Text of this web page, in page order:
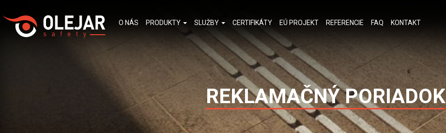
REKLAMAČNÝ PORIADOK
O NÁS PRODUKTY SLUŽBY CERTIFIKÁTY EÚ PROJEKT REFERENCIE FAQ KONTAKT